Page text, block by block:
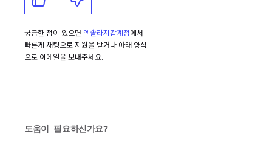
궁금한 점이 있으면 엑솔라지갑계정에서
빠른게 채팅으로 지원을 받거나 아래 양식
으로 이메일을 보내주세요.
도움이 필요하신가요?